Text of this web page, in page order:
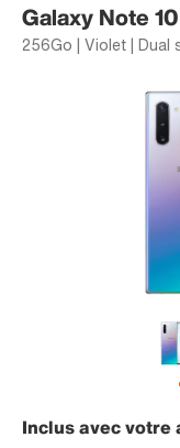
Galaxy Note 10
256Go | Violet | Dual
Inclus avec votre